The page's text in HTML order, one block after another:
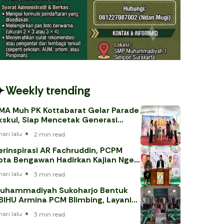
Weekly trending
Muh PK Kottabarat Gelar Parade
Siap Mencetak Generasi
lalu 2 min read
AR Fachruddin, PCPM
Bengawan Hadirkan Kajian Nge-
lalu 3 min read
Sukoharjo Bentuk
Armina PCM Blimbing, Layani
lalu 3 min read